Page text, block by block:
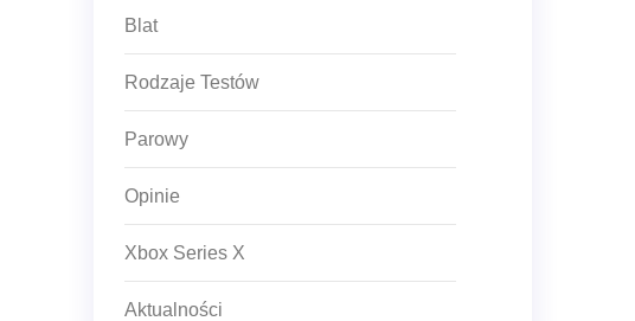
Blat
Rodzaje Testów
Parowy
Opinie
Xbox Series X
Aktualności